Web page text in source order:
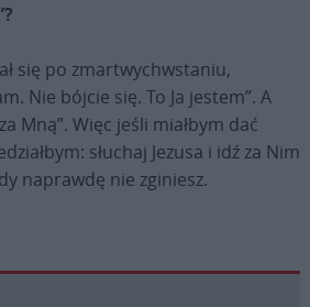
się po zmartwychwstaniu,
Nie bójcie się. To Ja jestem”. A
Mną”. Więc jeśli miałbym dać
słuchaj Jezusa i idź za Nim
naprawdę nie zginiesz.